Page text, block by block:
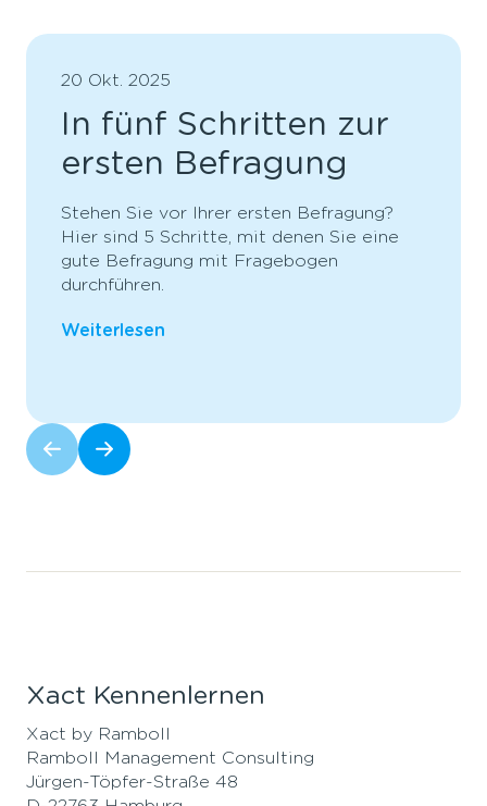
20 Okt. 2025
In fünf Schritten zur
ersten Befragung
Stehen Sie vor Ihrer ersten Befragung?
Hier sind 5 Schritte, mit denen Sie eine
gute Befragung mit Fragebogen
durchführen.
Weiterlesen
Xact Kennenlernen
Xact by Ramboll
Ramboll Management Consulting
Jürgen-Töpfer-Straße 48